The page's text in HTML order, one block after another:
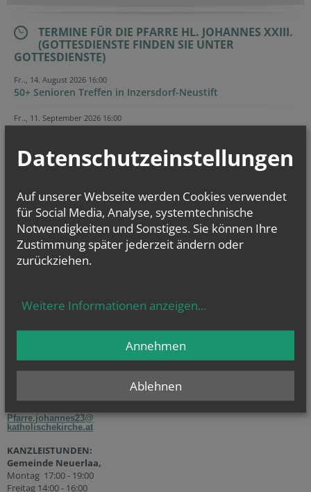
TERMINE FÜR DIE PFARRE HL. JOHANNES XXIII.
(GOTTESDIENSTE FINDEN SIE UNTER
GOTTESDIENSTE)
Fr.., 14. August 2026 16:00
50+ Senioren Treffen in Inzersdorf-Neustift
Fr.., 11. September 2026 16:00
50+ Senioren Treffen in Inzersdorf-Neustift
Evangelium
Joh 12, 24-26
Wenn das Weizenkorn stirbt, bringt es reiche Frucht
Gemeinde Wohnpark Alterlaa:
Telefon Kanzlei
Pfarre.johannes23@
katholischekirche.at
KANZLEISTUNDEN:
Gemeinde Neuerlaa,
Montag 17:00 - 19:00
Freitag 14:00 - 16:00
Datenschutzeinstellungen
Auf unserer Webseite werden Cookies verwendet
für Social Media, Analyse, systemtechnische
Notwendigkeiten und Sonstiges. Sie können Ihre
Zustimmung später jederzeit ändern oder
zurückziehen.
Weitere Informationen anzeigen...
Ablehnen
Annehmen